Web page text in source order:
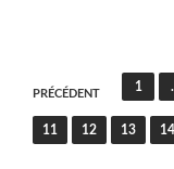
Pagination
des
publications
PRÉCÉDENT
1
11 12 13 14